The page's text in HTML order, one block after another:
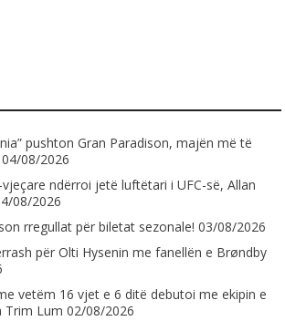
pushton Gran Paradison, majën më të
04/08/2026
ndërroi jetë luftëtari i UFC-së, Allan
08/2026
rregullat për biletat sezonale! 03/08/2026
për Olti Hysenin me fanellën e Brøndby
vetëm 16 vjet e 6 ditë debutoi me ekipin e
Trim Lum 02/08/2026